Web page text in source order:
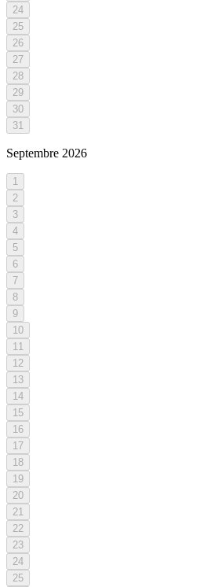
24
25
26
27
28
29
30
31
Septembre 2026
1
2
3
4
5
6
7
8
9
10
11
12
13
14
15
16
17
18
19
20
21
22
23
24
25